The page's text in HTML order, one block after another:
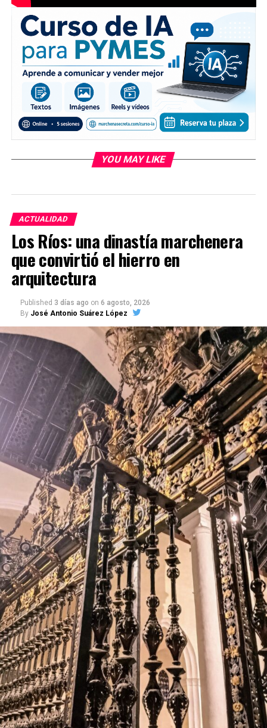
YOU MAY LIKE
ACTUALIDAD
Los Ríos: una dinastía marchenera
que convirtió el hierro en
arquitectura
Published 3 días ago on 6 agosto, 2026
By José Antonio Suárez López